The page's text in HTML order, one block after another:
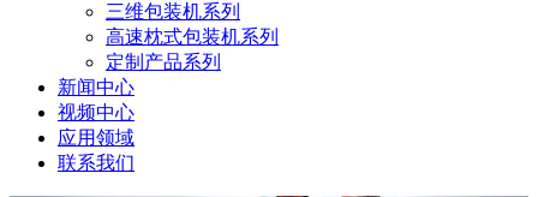
三维包装机系列
高速枕式包装机系列
定制产品系列
新闻中心
视频中心
应用领域
联系我们